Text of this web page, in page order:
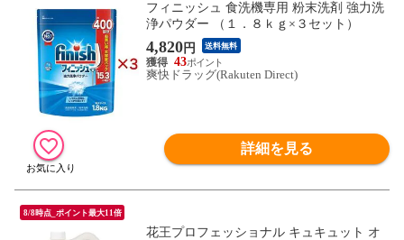
フィニッシュ 食洗機専用 粉末洗剤 強力洗
浄パウダー （１．８ｋｇ×３セット）
4,820円 送料無料
43
爽快ドラッグ(Rakuten Direct)
詳細を見る
8/8時点_ポイント最大11倍
花王プロフェッショナル キュキュット オ